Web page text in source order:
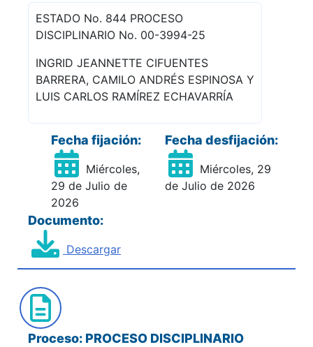
ESTADO No. 844 PROCESO
DISCIPLINARIO No. 00-3994-25
INGRID JEANNETTE CIFUENTES
BARRERA, CAMILO ANDRÉS ESPINOSA Y
LUIS CARLOS RAMÍREZ ECHAVARRÍA
Fecha fijación:
Miércoles,
29 de Julio de
2026
Fecha desfijación:
Miércoles, 29
de Julio de 2026
Documento:
Descargar
Proceso: PROCESO DISCIPLINARIO